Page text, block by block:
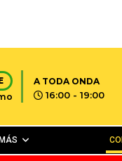
A TODA ONDA
16:00 - 19:00
MÁS